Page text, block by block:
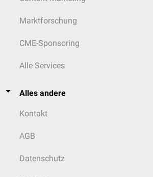
Marktforschung
CME-Sponsoring
Alle Services
Alles andere
Kontakt
AGB
Datenschutz